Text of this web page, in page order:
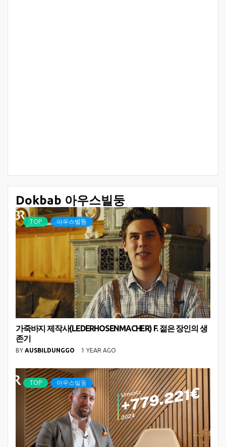
Dokbab 아우스빌둥
TOP 아우스빌둥
가죽바지 제작사(LEDERHOSENMACHER) F. 젊은 장인의 생
존기
BY AUSBILDUNGGO 1 YEAR AGO
TOP 아우스빌둥